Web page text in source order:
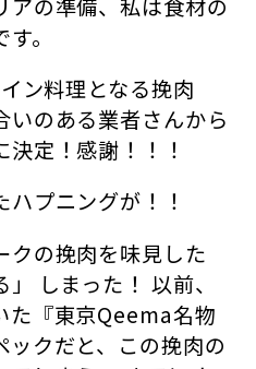
アの準備、私は食材の
。
ン料理となる挽肉
いのある業者さんから
定！感謝！！！
プニングが！！
クの挽肉を味見した
しまった！ 以前、
た『東京Qeema名物
クだと、この挽肉の